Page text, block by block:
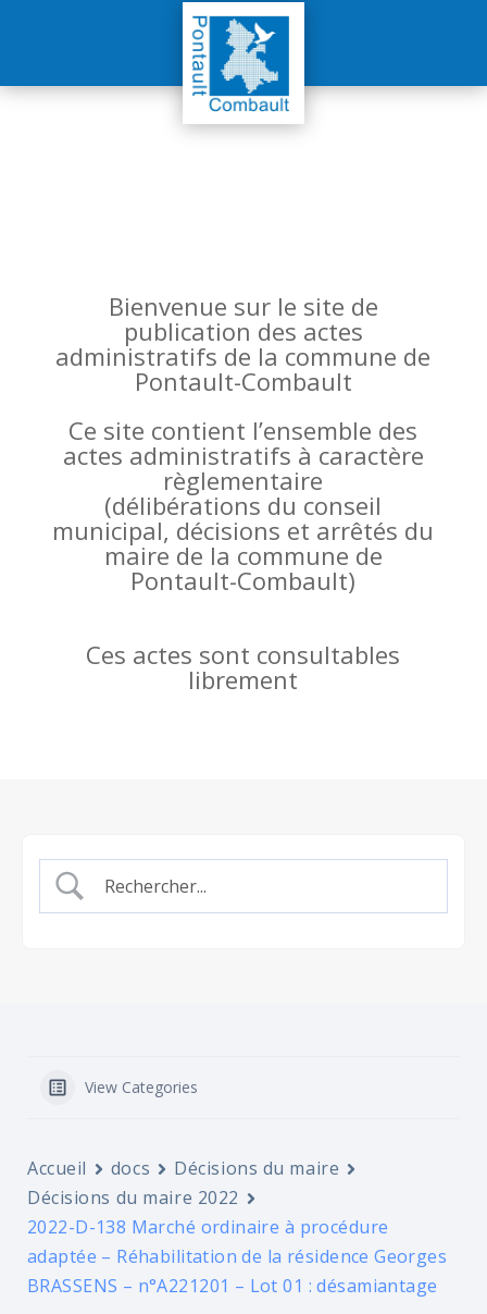
Bienvenue sur le site de
publication des actes
administratifs de la commune de
Pontault-Combault
Ce site contient l’ensemble des
actes administratifs à caractère
règlementaire
(délibérations du conseil
municipal, décisions et arrêtés du
maire de la commune de
Pontault-Combault)
Ces actes sont consultables
librement
View Categories
Accueil docs
Décisions du maire
Décisions du maire 2022
2022-D-138 Marché ordinaire à procédure
adaptée – Réhabilitation de la résidence Georges
BRASSENS – n°A221201 – Lot 01 : désamiantage